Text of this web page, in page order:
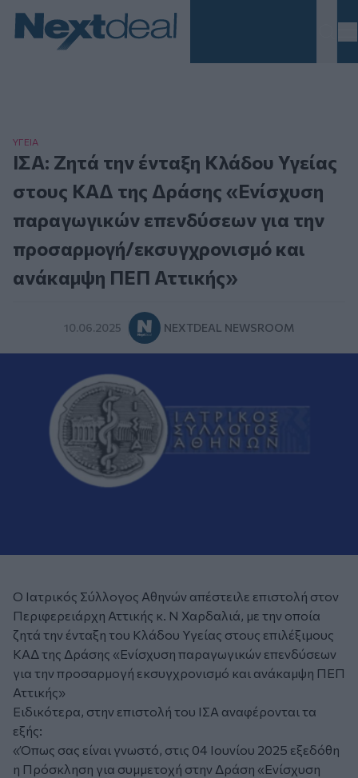
ΥΓΕΙΑ
ΙΣΑ: Ζητά την ένταξη Κλάδου Υγείας
στους ΚΑΔ της Δράσης «Ενίσχυση
παραγωγικών επενδύσεων για την
προσαρμογή/εκσυγχρονισμό και
ανάκαμψη ΠΕΠ Αττικής»
10.06.2025 NEXTDEAL NEWSROOM
O Ιατρικός Σύλλογος Αθηνών απέστειλε επιστολή στον
Περιφερειάρχη Αττικής κ. Ν Χαρδαλιά, με την οποία
ζητά την ένταξη του Κλάδου Υγείας στους επιλέξιμους
ΚΑΔ της Δράσης «Ενίσχυση παραγωγικών επενδύσεων
για την προσαρμογή εκσυγχρονισμό και ανάκαμψη ΠΕΠ
Αττικής»
Ειδικότερα, στην επιστολή του ΙΣΑ αναφέρονται τα
εξής:
«Όπως σας είναι γνωστό, στις 04 Ιουνίου 2025 εξεδόθη
η Πρόσκληση για συμμετοχή στην Δράση «Ενίσχυση